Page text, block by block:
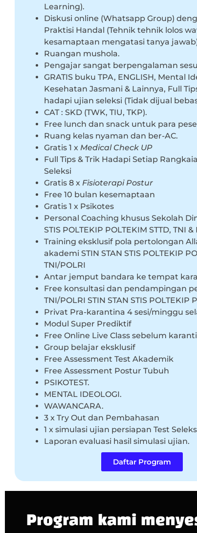
Learning).
Diskusi online (Whatsapp Group)
Praktisi Handal (Tehnik tehnik lolos
kesamaptaan mengatasi tanya
Ruangan mushola.
Pengajar sangat berpengalaman
GRATIS buku TPA, ENGLISH, Mental
Kesehatan Jasmani & Lainnya, Full
hadapi ujian seleksi (Tidak dijual
CAT : SKD (TWK, TIU, TKP).
Free lunch dan snack untuk para
Ruang kelas nyaman dan ber-AC.
Gratis 1 x Medical Check UP
Full Tips & Trik Hadapi Setiap
Seleksi
Gratis 8 x Fisioterapi Postur
Free 10 bulan kesemaptaan
Gratis 1 x Psikotes
Personal Coaching khusus Sekolah
STIS POLTEKIP POLTEKIM STTD, TNI &
Training eksklusif pola pertolongan
akademi STIN STAN STIS POLTEKIP
TNI/POLRI
Antar jemput bandara ke tempat
Free konsultasi dan pendampingan
TNI/POLRI STIN STAN STIS POLTEKIP
Privat Pra-karantina 4 sesi/minggu
Modul Super Prediktif
Free Online Live Class sebelum
Group belajar eksklusif
Free Assessment Test Akademik
Free Assessment Postur Tubuh
PSIKOTEST.
MENTAL IDEOLOGI.
WAWANCARA.
3 x Try Out dan Pembahasan
1 x simulasi ujian persiapan Test
Laporan evaluasi hasil simulasi ujian.
Daftar Program
Program kami